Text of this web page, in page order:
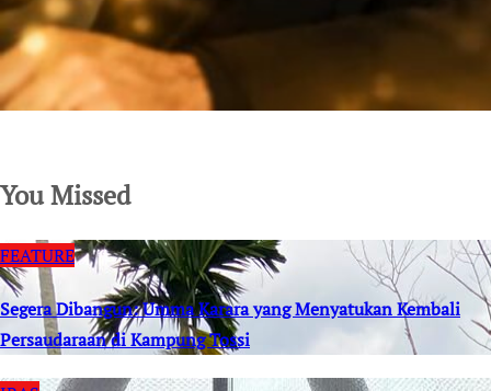
You Missed
FEATURE
Segera Dibangun: Umma Karara yang Menyatukan Kembali
Persaudaraan di Kampung Tossi